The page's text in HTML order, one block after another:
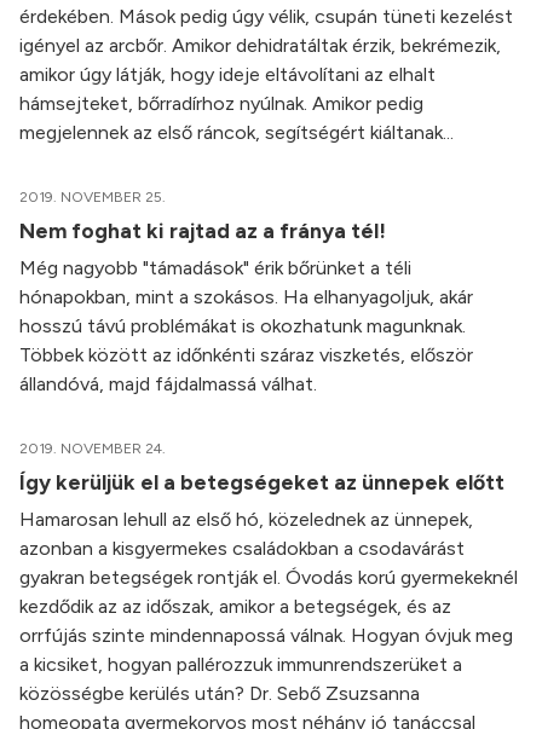
érdekében. Mások pedig úgy vélik, csupán tüneti kezelést
igényel az arcbőr. Amikor dehidratáltak érzik, bekrémezik,
amikor úgy látják, hogy ideje eltávolítani az elhalt
hámsejteket, bőrradírhoz nyúlnak. Amikor pedig
megjelennek az első ráncok, segítségért kiáltanak...
2019. NOVEMBER 25.
Nem foghat ki rajtad az a fránya tél!
Még nagyobb "támadások" érik bőrünket a téli
hónapokban, mint a szokásos. Ha elhanyagoljuk, akár
hosszú távú problémákat is okozhatunk magunknak.
Többek között az időnkénti száraz viszketés, először
állandóvá, majd fájdalmassá válhat.
2019. NOVEMBER 24.
Így kerüljük el a betegségeket az ünnepek előtt
Hamarosan lehull az első hó, közelednek az ünnepek,
azonban a kisgyermekes családokban a csodavárást
gyakran betegségek rontják el. Óvodás korú gyermekeknél
kezdődik az az időszak, amikor a betegségek, és az
orrfújás szinte mindennapossá válnak. Hogyan óvjuk meg
a kicsiket, hogyan pallérozzuk immunrendszerüket a
közösségbe kerülés után? Dr. Sebő Zsuzsanna
homeopata gyermekorvos most néhány jó tanáccsal